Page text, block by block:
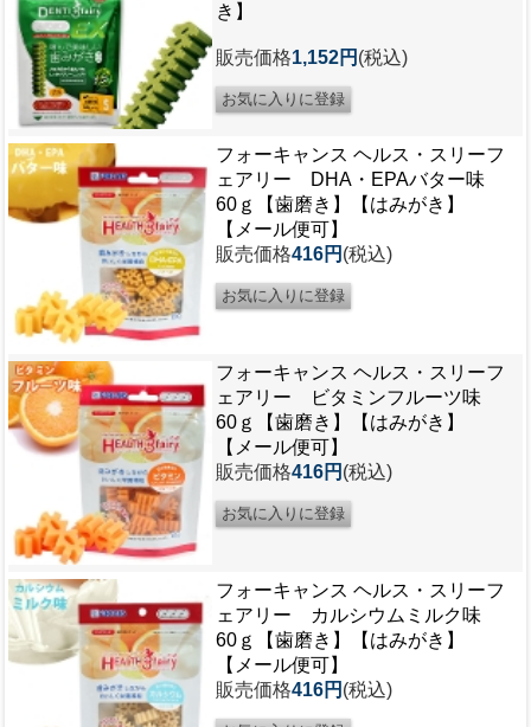
き】
販売価格1,152円 (税込)
フォーキャンス ヘルス・スリーフ
ェアリー DHA・EPAバター味
60ｇ【歯磨き】【はみがき】
【メール便可】
販売価格416円 (税込)
フォーキャンス ヘルス・スリーフ
ェアリー ビタミンフルーツ味
60ｇ【歯磨き】【はみがき】
【メール便可】
販売価格416円 (税込)
フォーキャンス ヘルス・スリーフ
ェアリー カルシウムミルク味
60ｇ【歯磨き】【はみがき】
【メール便可】
販売価格416円 (税込)